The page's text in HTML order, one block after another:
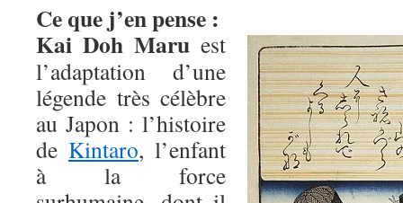
Ce que j’en pense :
Kai Doh Maru est
l’adaptation d’une
légende très célèbre
au Japon : l’histoire
de Kintaro, l’enfant
à la force